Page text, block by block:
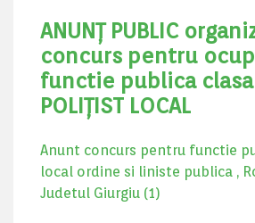
ANUNȚ PUBLIC
concurs pentru
functie publica clasa
POLIȚIST LOCAL
Anunt concurs pentru functie
local ordine si liniste publica ,
Judetul Giurgiu (1)